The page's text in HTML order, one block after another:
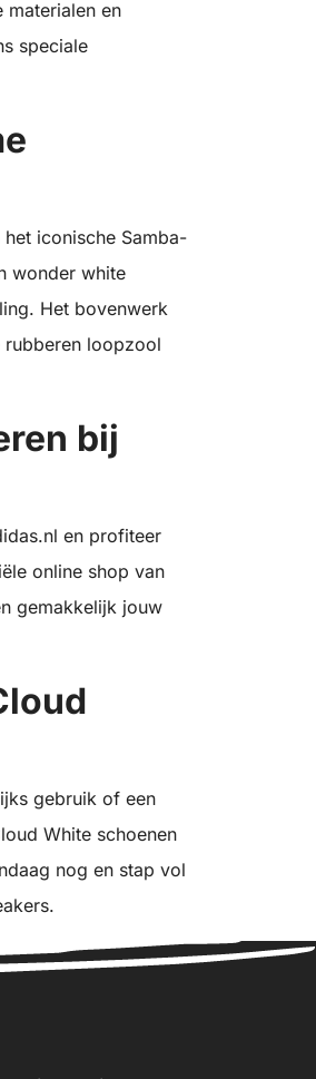
materialen en
speciale
iconische Samba-
wonder white
Het bovenwerk
loopzool
bij
en profiteer
online shop van
gemakkelijk jouw
gebruik of een
White schoenen
nog en stap vol